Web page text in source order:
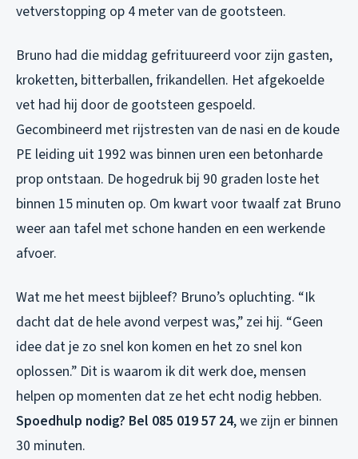
vetverstopping op 4 meter van de gootsteen.
Bruno had die middag gefrituureerd voor zijn gasten,
kroketten, bitterballen, frikandellen. Het afgekoelde
vet had hij door de gootsteen gespoeld.
Gecombineerd met rijstresten van de nasi en de koude
PE leiding uit 1992 was binnen uren een betonharde
prop ontstaan. De hogedruk bij 90 graden loste het
binnen 15 minuten op. Om kwart voor twaalf zat Bruno
weer aan tafel met schone handen en een werkende
afvoer.
Wat me het meest bijbleef? Bruno’s opluchting. “Ik
dacht dat de hele avond verpest was,” zei hij. “Geen
idee dat je zo snel kon komen en het zo snel kon
oplossen.” Dit is waarom ik dit werk doe, mensen
helpen op momenten dat ze het echt nodig hebben.
Spoedhulp nodig? Bel 085 019 57 24, we zijn er binnen
30 minuten.